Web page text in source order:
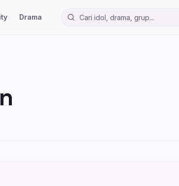
Drama
Cari berita Korea